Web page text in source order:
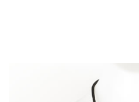
VESTUARIO ORIENTAL